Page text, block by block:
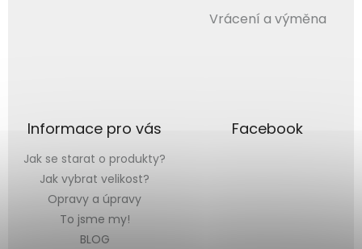
Vrácení a výměna
Informace pro vás
Jak se starat o produkty?
Jak vybrat velikost?
Opravy a úpravy
To jsme my!
BLOG
Facebook